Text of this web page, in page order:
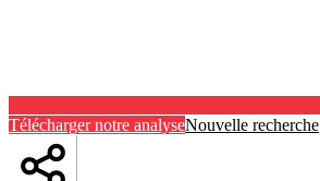
Télécharger notre analyseNouvelle recherche